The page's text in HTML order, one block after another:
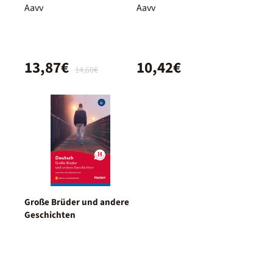
Aavv
14,60€
13,87€
Aavv
10,42€
Große Brüder und andere
Geschichten